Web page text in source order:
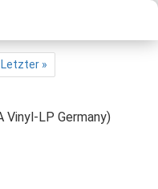
Letzter »
Vinyl-LP Germany)